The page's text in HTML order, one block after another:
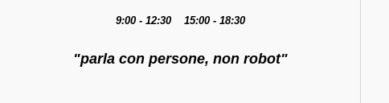
9:00 - 12:30 15:00 - 18:30
"parla con persone, non robot"